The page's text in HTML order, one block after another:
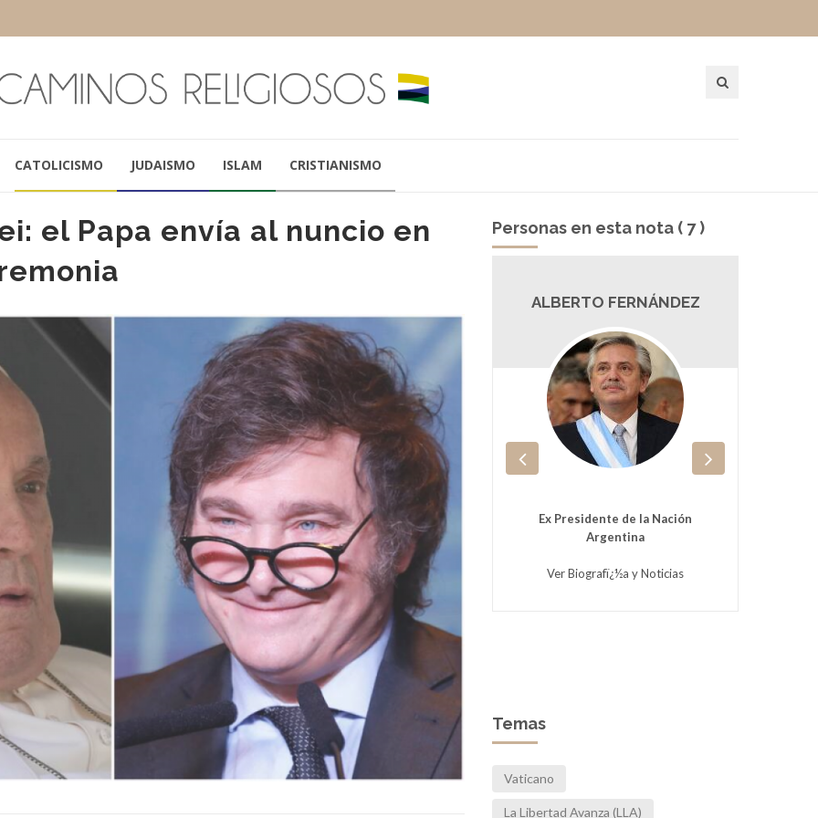
CATOLICISMO JUDAISMO ISLAM CRISTIANISMO
el Papa envía al nuncio en
Personas en esta nota ( 7 )
Ex Ministro de Economía,
Agricultura y Producción.
Ex Presidente de la C...
Ver Biografï¿½a y Noticias
Fue el primer Papa americano es el
jesuita argentino Jorge Mario
Bergoglio, arzobispo de Buenos A...
Ver Biografï¿½a y Noticias
ALBERTO FERNÁNDEZ
Ex Presidente de la Nación
Argentina
Ver Biografï¿½a y Noticias
Temas
Vaticano
La Libertad Avanza (LLA)